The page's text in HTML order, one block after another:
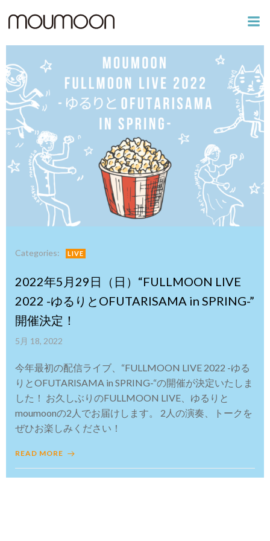
ツ
へ
キ
ッ
プ
Categories: LIVE
2022年5月29日（日）“FULLMOON LIVE
2022 -ゆるりとOFUTARISAMA in SPRING-”
開催決定！
5月 18, 2022
今年最初の配信ライブ、“FULLMOON LIVE 2022 -ゆる
りとOFUTARISAMA in SPRING-“の開催が決定いたしま
した！ お久しぶりのFULLMOON LIVE、ゆるりと
moumoonの2人でお届けします。 2人の演奏、トークを
ぜひお楽しみください！
READ MORE